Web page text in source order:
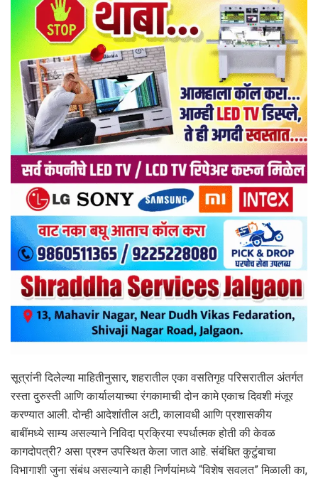
सूत्रांनी दिलेल्या माहितीनुसार, शहरातील एका वसतिगृह परिसरातील अंतर्गत
रस्ता दुरुस्ती आणि कार्यालयाच्या रंगकामाची दोन कामे एकाच दिवशी मंजूर
करण्यात आली. दोन्ही आदेशांतील अटी, कालावधी आणि प्रशासकीय
बाबींमध्ये साम्य असल्याने निविदा प्रक्रिया स्पर्धात्मक होती की केवळ
कागदोपत्री? असा प्रश्न उपस्थित केला जात आहे. संबंधित कुटुंबाचा
विभागाशी जुना संबंध असल्याने काही निर्णयांमध्ये “विशेष सवलत” मिळाली का,